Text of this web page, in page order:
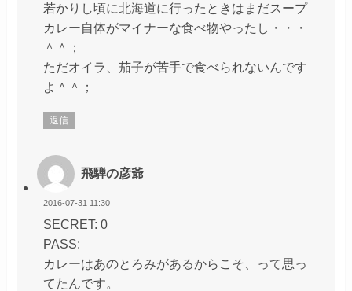
若かりし頃に北海道に行ったときはまだスープ
カレー自体がマイナーな食べ物やったし・・・
＾＾；
ただオイラ、茄子が苦手で食べられないんです
よ＾＾；
返信
飛騨の彦爺
2016-07-31 11:30
SECRET: 0
PASS:
カレーはあのとろみがあるからこそ、って思っ
てたんです。